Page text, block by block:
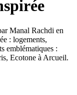
Manal Rachdi en
: logements,
emblématiques :
Ecotone à Arcueil.